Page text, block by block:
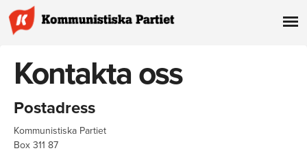
Kontakta oss
Postadress
Kommunistiska Partiet
Box 311 87